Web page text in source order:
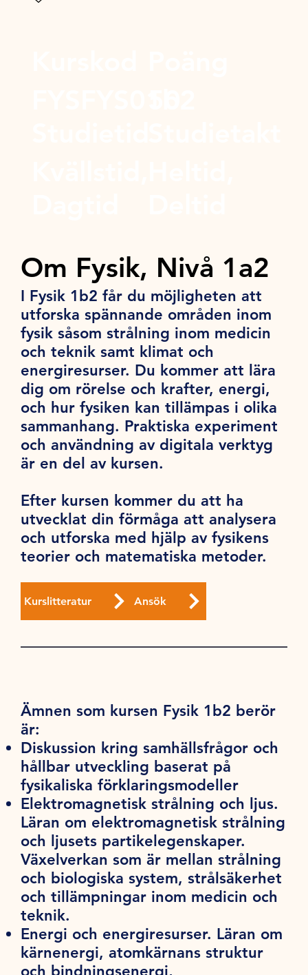
Om Fysik, Nivå 1a2
I Fysik 1b2 får du möjligheten att
utforska spännande områden inom
fysik såsom strålning inom medicin
och teknik samt klimat och
energiresurser. Du kommer att lära
dig om rörelse och krafter, energi,
och hur fysiken kan tillämpas i olika
sammanhang. Praktiska experiment
och användning av digitala verktyg
är en del av kursen.
Efter kursen kommer du att ha
utvecklat din förmåga att analysera
och utforska med hjälp av fysikens
teorier och matematiska metoder.
Kurslitteratur Ansök
Ämnen som kursen Fysik 1b2 berör
är:
Diskussion kring samhällsfrågor och
hållbar utveckling baserat på
fysikaliska förklaringsmodeller
Elektromagnetisk strålning och ljus.
Läran om elektromagnetisk strålning
och ljusets partikelegenskaper.
Växelverkan som är mellan strålning
och biologiska system, strålsäkerhet
och tillämpningar inom medicin och
teknik.
Energi och energiresurser. Läran om
kärnenergi, atomkärnans struktur
och bindningsenergi,